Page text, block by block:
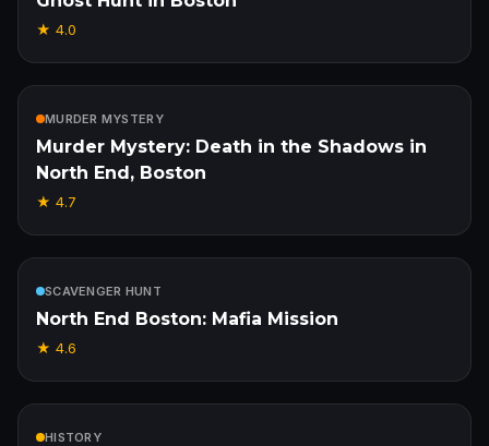
★ 4.0
MURDER MYSTERY
Murder Mystery: Death in the Shadows in
North End, Boston
★ 4.7
SCAVENGER HUNT
North End Boston: Mafia Mission
★ 4.6
HISTORY